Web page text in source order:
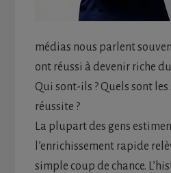
médias nous parlent
ont réussi à devenir riche
Qui sont-ils ? Quels sont
réussite ?
La plupart des gens
l’enrichissement rapide
simple coup de chance.